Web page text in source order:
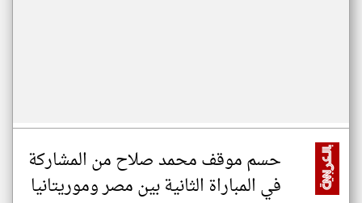
حسم موقف محمد صلاح من المشاركة
في المباراة الثانية بين مصر وموريتانيا